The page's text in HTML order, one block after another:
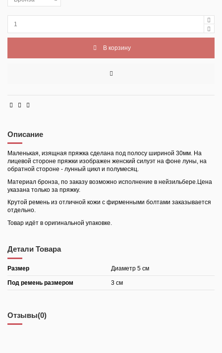
В корзину
Описание
Маленькая, изящная пряжка сделана под полосу шириной 30мм. На
лицевой стороне пряжки изображен женский силуэт на фоне луны, на
обратной стороне - лунный цикл и полумесяц.
Материал бронза, по заказу возможно исполнение в нейзильбере.Цена
указана только за пряжку.
Крутой ремень из отличной кожи с фирменными болтами заказывается
отдельно.
Товар идёт в оригинальной упаковке.
Детали Товара
Размер Диаметр 5 см
Под ремень размером 3 см
Отзывы(0)